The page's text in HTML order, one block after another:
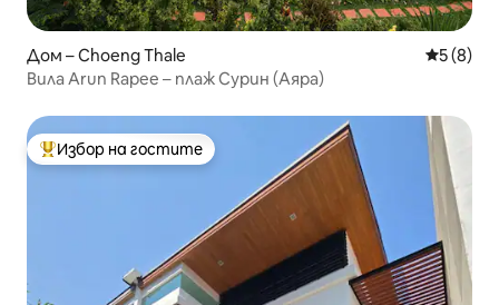
Дом – Choeng Thale Средна
5 (8)
Вила Arun Rapee – плаж Сурин (Аяра)
Най-популярен избор на гостите
Избор на гостите